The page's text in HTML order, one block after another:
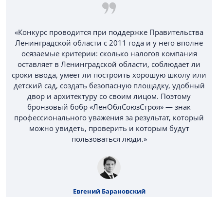
«Конкурс проводится при поддержке Правительства
Ленинградской области с 2011 года и у него вполне
осязаемые критерии: сколько налогов компания
оставляет в Ленинградской области, соблюдает ли
сроки ввода, умеет ли построить хорошую школу или
детский сад, создать безопасную площадку, удобный
двор и архитектуру со своим лицом. Поэтому
бронзовый бобр «ЛенОблСоюзСтроя» — знак
профессионального уважения за результат, который
можно увидеть, проверить и которым будут
пользоваться люди.»
Евгений Барановский